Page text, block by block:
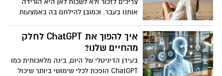
הישיבות תחת קמפיין שלימודים אלו הם אלו
ששומרים על עם ישראל מלהתקיים
הראש שלך, כמו גם כיצד לרתום את
הפטפוטים כדי להתגבר על הספק, לשפר את
המיקוד שלך ולשנות את הרווחה שלך.
צריכים לזכור ולא לשכוח לאן היא הורידה
אותנו בעבר. וכמובן להילחם בה באמצעות
איך להפוך את ChatGPT לחלק
מהחיים שלנו?
בעידן הדיגיטלי של היום, בינה מלאכותית כמו
ChatGPT הופכת לכלי שימושי ביותר שיכול